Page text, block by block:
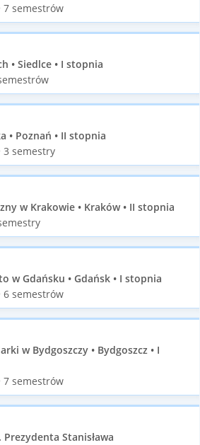
semestrów
• Siedlce • I stopnia
• Poznań • II stopnia
semestry
w Krakowie • Kraków • II stopnia
w Gdańsku • Gdańsk • I stopnia
semestrów
w Bydgoszczy • Bydgoszcz • I
semestrów
Stanisława